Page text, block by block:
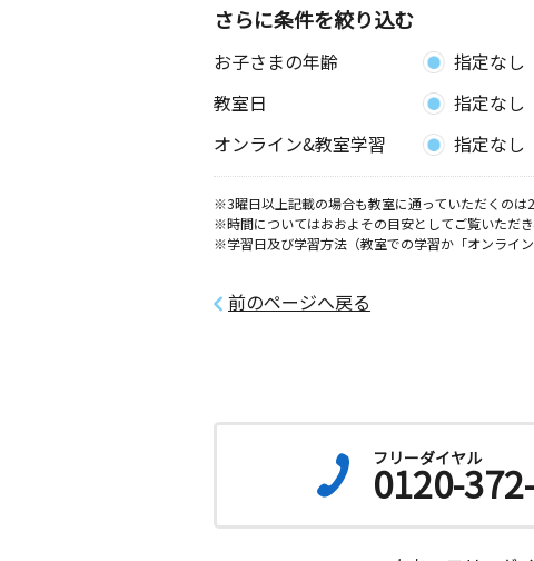
さらに条件を絞り込む
お子さまの年齢 指定なし
教室日
指定なし
オンライン&教室学習
指定なし
※3曜日以上記載の場合も教室に通っていただくのは2
※時間についてはおおよその目安としてご覧いただ
※学習日及び学習方法（教室での学習か「オンライ
前のページへ戻る
フリーダイヤル
0120-